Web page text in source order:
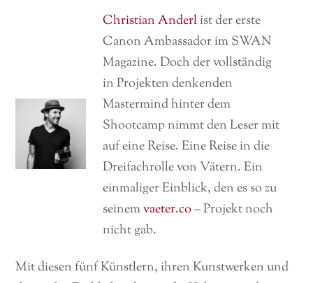
Christian Anderlist der erste
Canon Ambassador im SWAN
Magazine. Doch der vollständig
in Projekten denkenden
Mastermind hinter dem
Shootcamp nimmt den Leser mit
auf eine Reise. Eine Reise in die
Dreifachrolle von Vätern. Ein
einmaliger Einblick, den es so zu
seinemvaeter.co– Projekt noch
nicht gab.
Mit diesen fünf Künstlern, ihren Kunstwerken und